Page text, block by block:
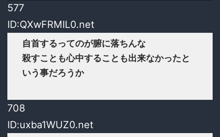
577
ID:QXwFRMIL0.net
自首するってのが腑に落ちんな
殺すことも心中することも出来なかったと
いう事だろうか
708
ID:uxba1WUZ0.net